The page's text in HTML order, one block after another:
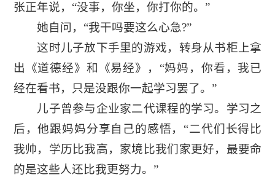
张正年说，“没事，你坐，你打你的。”
她自问，“我干吗要这么心急?”
这时儿子放下手里的游戏，转身从书柜上拿
出《道德经》和《易经》，“妈妈，你看，我已
经在看书，只是没跟你一起学习罢了。”
儿子曾参与企业家二代课程的学习。学习之
后，他跟妈妈分享自己的感悟，“二代们长得比
我帅，学历比我高，家境比我们家更好，最要命
的是这些人还比我更努力。”